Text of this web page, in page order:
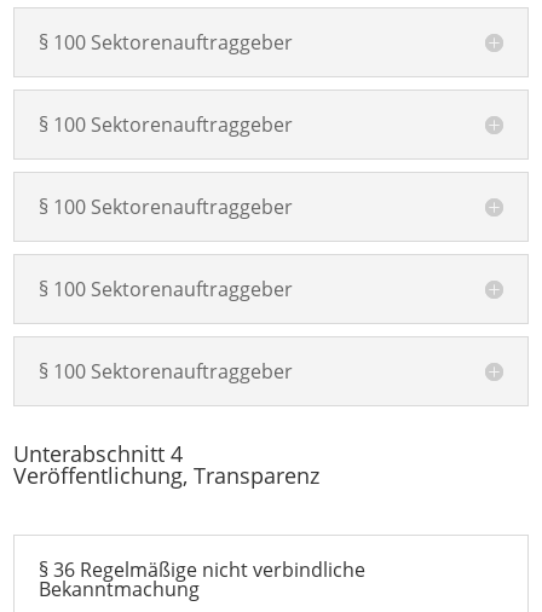
§ 100 Sektorenauftraggeber
§ 100 Sektorenauftraggeber
§ 100 Sektorenauftraggeber
§ 100 Sektorenauftraggeber
§ 100 Sektorenauftraggeber
Unterabschnitt 4
Veröffentlichung, Transparenz
§ 36 Regelmäßige nicht verbindliche
Bekanntmachung